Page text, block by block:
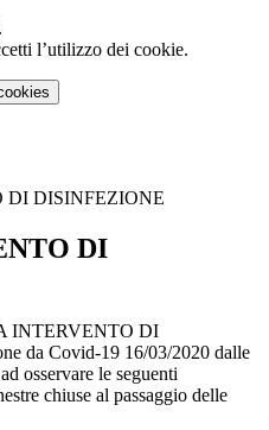
l’utilizzo dei cookie.
DI DISINFEZIONE
DI
INTERVENTO DI
da Covid‐19 16/03/2020 dalle
osservare le seguenti
chiuse al passaggio delle